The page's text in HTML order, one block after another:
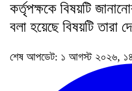
কর্তৃপক্ষকে বিষয়টি
বলা হয়েছে বিষয়টি তারা
শেষ আপডেট: ১ আগস্ট ২০২৬,